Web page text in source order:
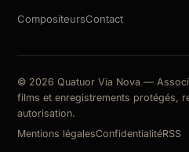
CompositeursContact
© 2026 Quatuor Via Nova —
films et enregistrements protégés,
autorisation.
Mentions légalesConfidentialitéRSS